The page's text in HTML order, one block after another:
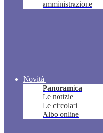
amministrazione
Novità
Panoramica
Le notizie
Le circolari
Albo online